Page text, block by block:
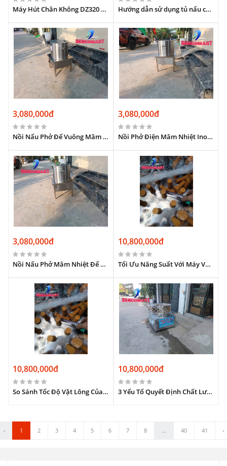
Máy Hút Chân Không DZ320 Loại 2 Thanh Hàn – Hút Kiệt, Hàn Túi Chắc – Bảo Quản Thực Phẩm Tươi Lâu- Gói Nhanh Gọn Gấp Đôi! Hướng dẫn sử dụng tủ nấu cơm tại Sencomart
3,080,000đ
Nồi Nấu Phở Đế Vuông Mâm Nhiệt: Giải Pháp Tiết Kiệm Cho Quán Phở
3,080,000đ
Nồi Phở Điện Mâm Nhiệt Inox 304: Đế Vuông Vững Chãi, An Toàn
3,080,000đ
Nồi Nấu Phở Mâm Nhiệt Đế Vuông | Sôi Siêu Tốc & Tiết Kiệm Điện
10,800,000đ
Tối Ưu Năng Suất Với Máy Vặt Lông Chó Chân Cao (Lòng Sâu).
10,800,000đ
So Sánh Tốc Độ Vặt Lông Của Máy Chó Điện và Máy Vặt Lông Dê Xăng.
10,800,000đ
3 Yếu Tố Quyết Định Chất Lượng Máy Vặt Lông Dê Công Nghiệp.
‹ 1 2 3 4 5 6 7 8 ... 40 41 ›